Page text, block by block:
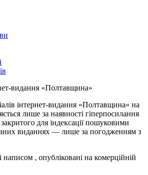
видання «Полтавщина»
інтернет-видання «Полтавщина» на
лише за наявності гіперпосилання
для індексації пошуковими
виданнях — лише за погодженням з
написом , опубліковані на комерційній